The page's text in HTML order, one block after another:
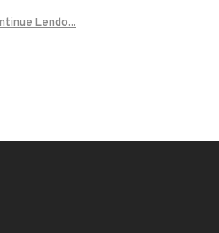
Lendo...